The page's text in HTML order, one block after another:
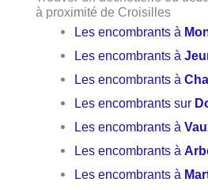
à proximité de Croisilles
Les encombrants à
Les encombrants à
Les encombrants à
Les encombrants sur
Les encombrants à
Les encombrants à
Les encombrants à